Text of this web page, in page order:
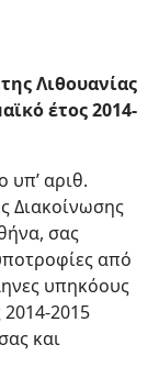
Λιθουανίας
έτος 2014-
αριθ.
Διακοίνωσης
σας
από
υπηκόους
2015
και